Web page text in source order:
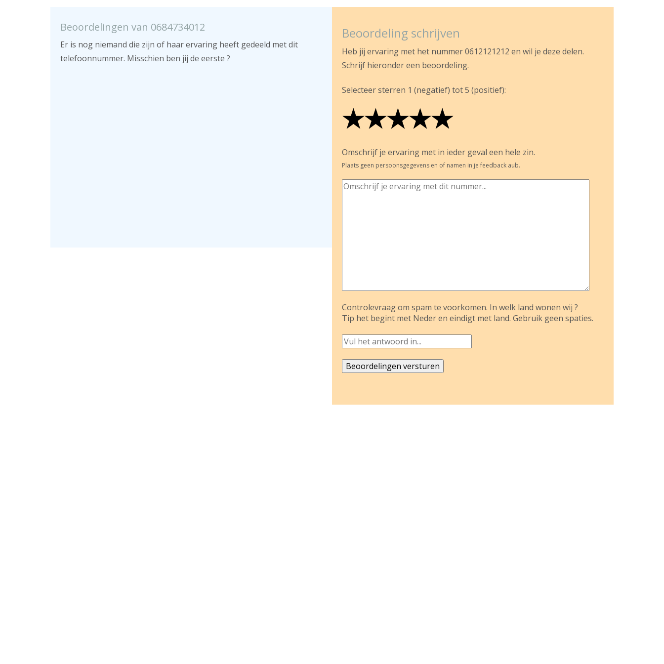
Beoordelingen van 0684734012
Er is nog niemand die zijn of haar ervaring heeft gedeeld met dit
telefoonnummer. Misschien ben jij de eerste ?
Beoordeling schrijven
Heb jij ervaring met het nummer 0612121212 en wil je deze delen.
Schrijf hieronder een beoordeling.
Selecteer sterren 1 (negatief) tot 5 (positief):
★
★★
★★★
★★★★
★★★★★
Omschrijf je ervaring met in ieder geval een hele zin.
Plaats geen persoonsgegevens en of namen in je feedback aub.
Controlevraag om spam te voorkomen. In welk land wonen wij ?
Tip het begint met Neder en eindigt met land. Gebruik geen spaties.